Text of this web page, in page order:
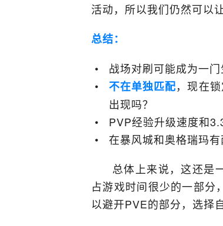
活动，所以我们仍然可以
总结：
战场对刷可能成为一门
不在单独匹配，现在
出现吗？
PVP经验升级速度和
在暴风城和奥格瑞玛
总体上来说，这还是
占游戏时间很少的一部分
以避开PVE的部分，选择